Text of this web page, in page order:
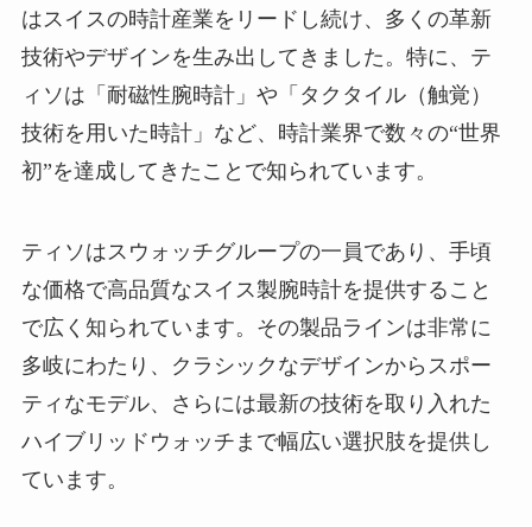
はスイスの時計産業をリードし続け、多くの革新
技術やデザインを生み出してきました。特に、テ
ィソは「耐磁性腕時計」や「タクタイル（触覚）
技術を用いた時計」など、時計業界で数々の“世界
初”を達成してきたことで知られています。
ティソはスウォッチグループの一員であり、手頃
な価格で高品質なスイス製腕時計を提供すること
で広く知られています。その製品ラインは非常に
多岐にわたり、クラシックなデザインからスポー
ティなモデル、さらには最新の技術を取り入れた
ハイブリッドウォッチまで幅広い選択肢を提供し
ています。